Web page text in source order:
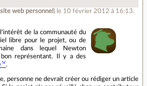
site web personnel ) le 10 février 2012 à 16:13.
l'intérêt de la communauté du
libre pour le projet, ou de
dans lequel Newton
représentant. Il y a des
.
personne ne devrait créer ou rédiger un article